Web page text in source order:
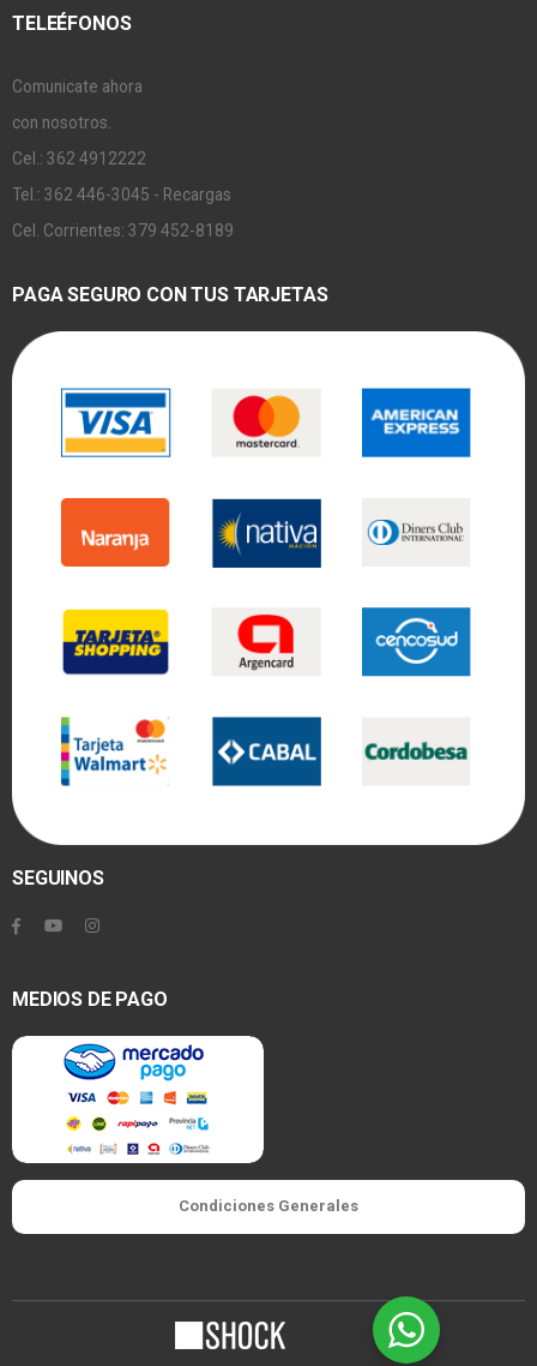
TELEÉFONOS
Comunicate ahora
con nosotros.
Cel.: 362 4912222
Tel.: 362 446-3045 - Recargas
Cel. Corrientes: 379 452-8189
PAGA SEGURO CON TUS TARJETAS
SEGUINOS
MEDIOS DE PAGO
Condiciones Generales